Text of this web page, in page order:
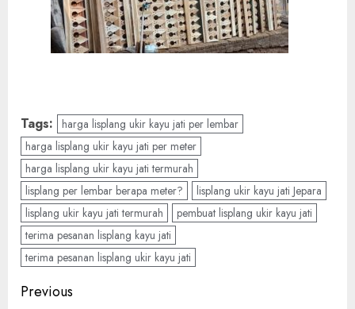
Tags: harga lisplang ukir kayu jati per lembar
harga lisplang ukir kayu jati per meter
harga lisplang ukir kayu jati termurah
lisplang per lembar berapa meter?
lisplang ukir kayu jati Jepara
lisplang ukir kayu jati termurah
pembuat lisplang ukir kayu jati
terima pesanan lisplang kayu jati
terima pesanan lisplang ukir kayu jati
Previous